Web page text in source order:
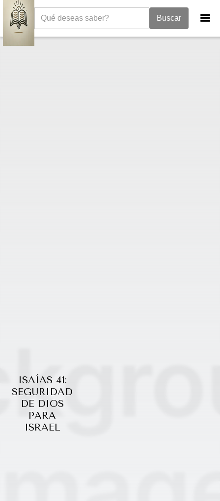
ISAÍAS 41:
SEGURIDAD
DE DIOS
PARA
ISRAEL
La Biblia